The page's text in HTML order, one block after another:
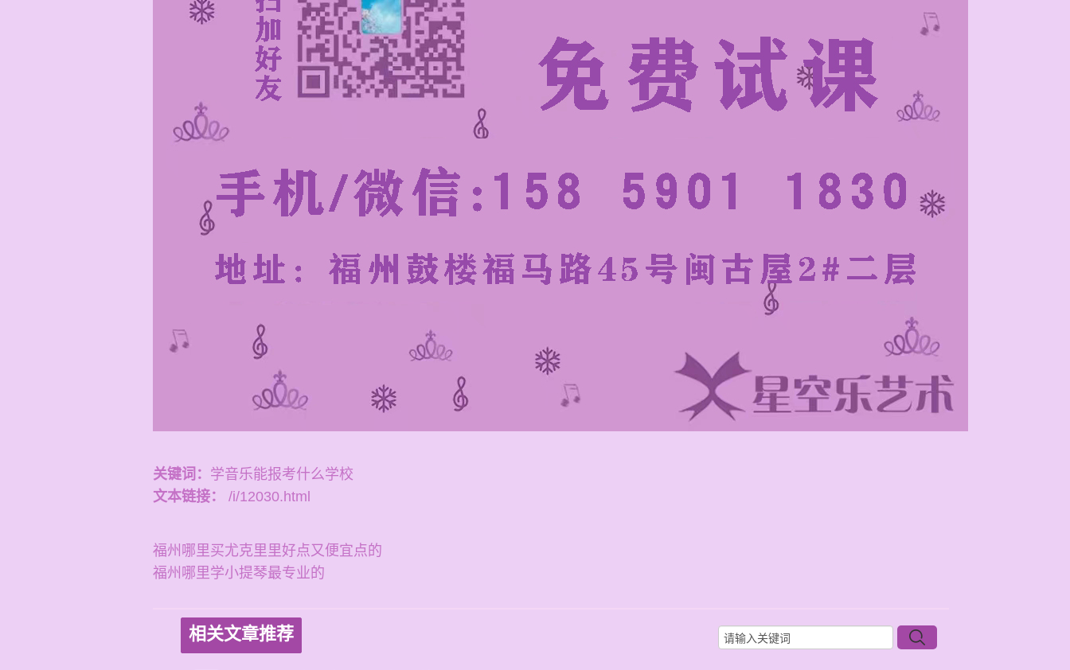
关键词： 学音乐能报考什么学校
文本链接：
/i/12030.html
福州哪里买尤克里里好点又便宜点的
福州哪里学小提琴最专业的
相关文章推荐